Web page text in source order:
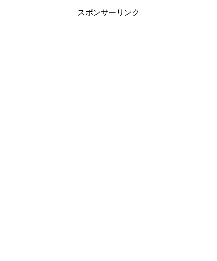
スポンサーリンク